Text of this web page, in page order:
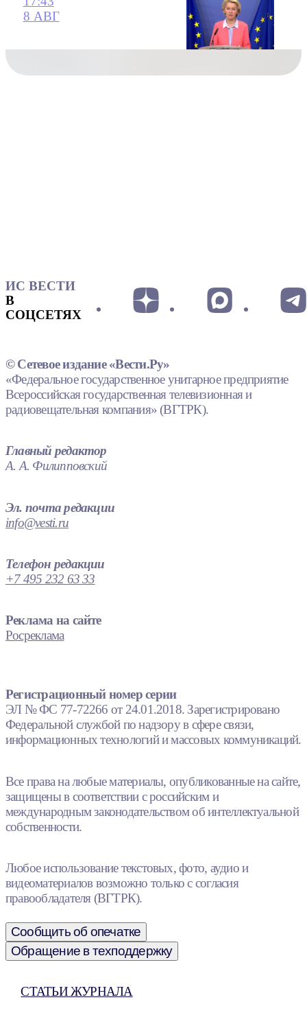
8 АВГ
ИС ВЕСТИ
В
СОЦСЕТЯХ
© Сетевое издание «Вести.Ру»
«Федеральное государственное унитарное предприятие
Всероссийская государственная телевизионная и
радиовещательная компания» (ВГТРК).
Главный редактор
А. А. Филипповский
Эл. почта редакции
info@vesti.ru
Телефон редакции
+7 495 232 63 33
Реклама на сайте
Росреклама
Регистрационный номер серии
ЭЛ № ФС 77-72266 от 24.01.2018. Зарегистрировано
Федеральной службой по надзору в сфере связи,
информационных технологий и массовых коммуникаций.
Все права на любые материалы, опубликованные на сайте,
защищены в соответствии с российским и
международным законодательством об интеллектуальной
собственности.
Любое использование текстовых, фото, аудио и
видеоматериалов возможно только с согласия
правообладателя (ВГТРК).
Сообщить об опечатке
Обращение в техподдержку
СТАТЬИ ЖУРНАЛА